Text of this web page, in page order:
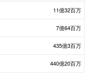
11億32百万
7億64百万
435億3百万
440億20百万